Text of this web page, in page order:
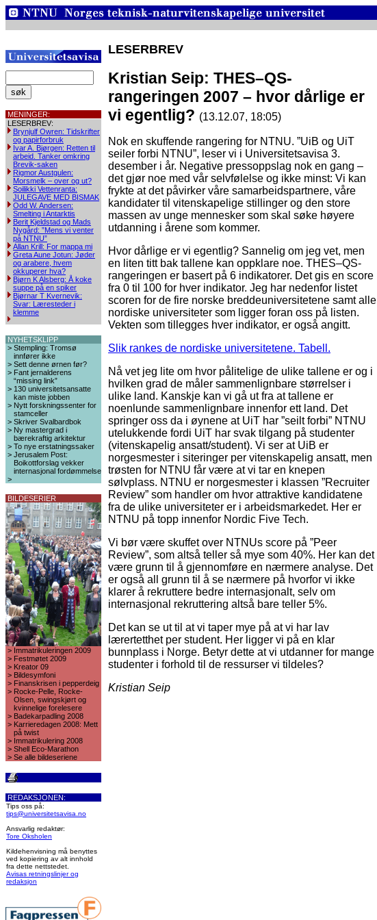
MENINGER:
LESERBREV:
Brynjulf Owren: Tidskrifter
og papirforbruk
Ivar A. Bjørgen: Retten til
arbeid. Tanker omkring
Brevik-saken
Rigmor Austgulen:
Morsmelk – over og ut?
Soilikki Vettenranta:
JULEGAVE MED BISMAK
Odd W. Andersen:
Smelting i Antarktis
Berit Kjeldstad og Mads
Nygård: ”Mens vi venter
på NTNU”
Allan Krill: For mappa mi
Greta Aune Jotun: Jøder
og arabere, hvem
okkuperer hva?
Bjørn K Alsberg: Å koke
suppe på en spiker
Bjørnar T Kvernevik:
Svar: Læresteder i
klemme
NYHETSKLIPP
> Stempling: Tromsø
innfører ikke
> Sett denne ørnen før?
> Fant jernalderens
“missing link”
> 130 universitetsansatte
kan miste jobben
> Nytt forskningssenter for
stamceller
> Skriver Svalbardbok
> Ny mastergrad i
bærekraftig arkitektur
> To nye erstatningssaker
> Jerusalem Post:
Boikottforslag vekker
internasjonal fordømmelse
>
BILDESERIER
> Immatrikuleringen 2009
> Festmøtet 2009
> Kreator 09
> Bildesymfoni
> Finanskrisen i pepperdeig
> Rocke-Pelle, Rocke-
Olsen, swingskjørt og
kvinnelige forelesere
> Badekarpadling 2008
> Karrieredagen 2008: Mett
på twist
> Immatrikulering 2008
> Shell Eco-Marathon
> Se alle bildeseriene
REDAKSJONEN:
Tips oss på:
tips@universitetsavisa.no
Ansvarlig redaktør:
Tore Oksholen
Kildehenvisning må benyttes
ved kopiering av alt innhold
fra dette nettstedet.
Avisas retningslinjer og
redaksjon
LESERBREV
Kristian Seip: THES–QS-
rangeringen 2007 – hvor dårlige er
vi egentlig? (13.12.07, 18:05)
Nok en skuffende rangering for NTNU. ”UiB og UiT
seiler forbi NTNU”, leser vi i Universitetsavisa 3.
desember i år. Negative pressoppslag nok en gang –
det gjør noe med vår selvfølelse og ikke minst: Vi kan
frykte at det påvirker våre samarbeidspartnere, våre
kandidater til vitenskapelige stillinger og den store
massen av unge mennesker som skal søke høyere
utdanning i årene som kommer.
Hvor dårlige er vi egentlig? Sannelig om jeg vet, men
en liten titt bak tallene kan oppklare noe. THES–QS-
rangeringen er basert på 6 indikatorer. Det gis en score
fra 0 til 100 for hver indikator. Jeg har nedenfor listet
scoren for de fire norske breddeuniversitetene samt alle
nordiske universiteter som ligger foran oss på listen.
Vekten som tillegges hver indikator, er også angitt.
Slik rankes de nordiske universitetene. Tabell.
Nå vet jeg lite om hvor pålitelige de ulike tallene er og i
hvilken grad de måler sammenlignbare størrelser i
ulike land. Kanskje kan vi gå ut fra at tallene er
noenlunde sammenlignbare innenfor ett land. Det
springer oss da i øynene at UiT har ”seilt forbi” NTNU
utelukkende fordi UiT har svak tilgang på studenter
(vitenskapelig ansatt/student). Vi ser at UiB er
norgesmester i siteringer per vitenskapelig ansatt, men
trøsten for NTNU får være at vi tar en knepen
sølvplass. NTNU er norgesmester i klassen ”Recruiter
Review” som handler om hvor attraktive kandidatene
fra de ulike universiteter er i arbeidsmarkedet. Her er
NTNU på topp innenfor Nordic Five Tech.
Vi bør være skuffet over NTNUs score på ”Peer
Review”, som altså teller så mye som 40%. Her kan det
være grunn til å gjennomføre en nærmere analyse. Det
er også all grunn til å se nærmere på hvorfor vi ikke
klarer å rekruttere bedre internasjonalt, selv om
internasjonal rekruttering altså bare teller 5%.
Det kan se ut til at vi taper mye på at vi har lav
lærertetthet per student. Her ligger vi på en klar
bunnplass i Norge. Betyr dette at vi utdanner for mange
studenter i forhold til de ressurser vi tildeles?
Kristian Seip